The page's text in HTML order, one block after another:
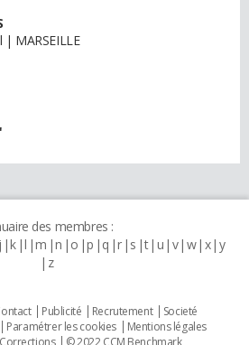
MARSEILLE
des membres :
j k l m n o p q r s t u v w x y
z
Publicité Recrutement
Societé
Paramétrer les cookies
Mentions légales
Corrections © 2022 CCM Benchmark